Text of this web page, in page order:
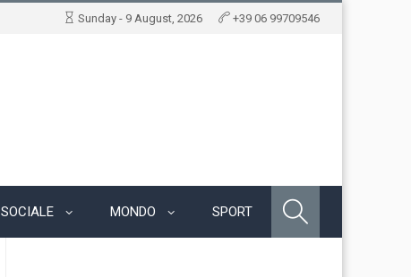
Sunday - 9 August, 2026 +39 06 99709546
SOCIALE MONDO SPORT